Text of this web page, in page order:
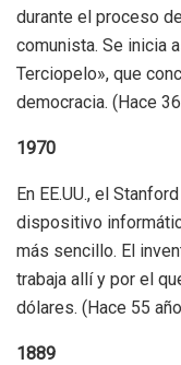
durante el proceso
comunista. Se inicia
Terciopelo», que
democracia. (Hace
1970
En EE.UU., el
dispositivo
más sencillo. El
trabaja allí y por el
dólares. (Hace 55
1889